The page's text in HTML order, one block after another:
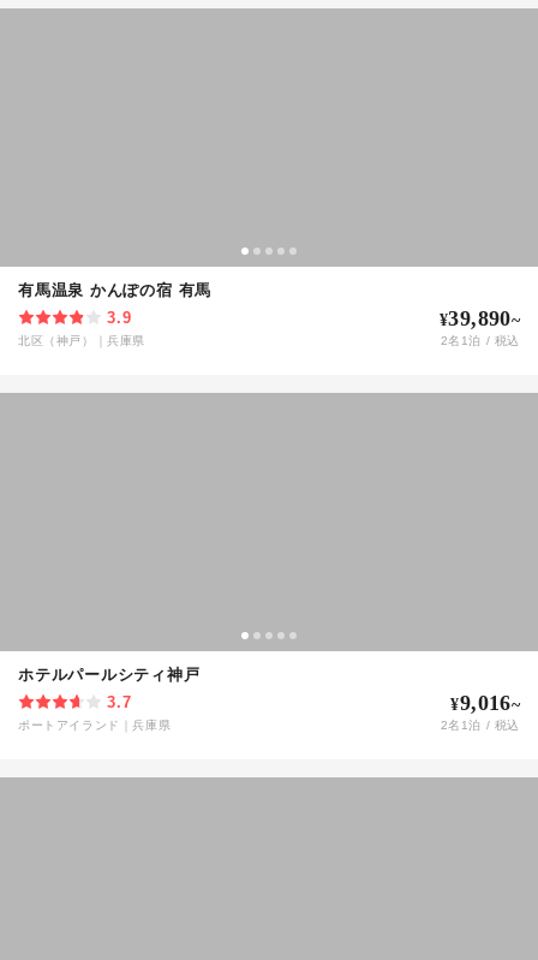
有馬温泉 かんぽの宿 有馬
3.9
北区（神戸） ｜兵庫県
¥39,890~
2名 1泊 / 税込
ホテルパールシティ神戸
3.7
ポートアイランド ｜兵庫県
¥9,016~
2名 1泊 / 税込